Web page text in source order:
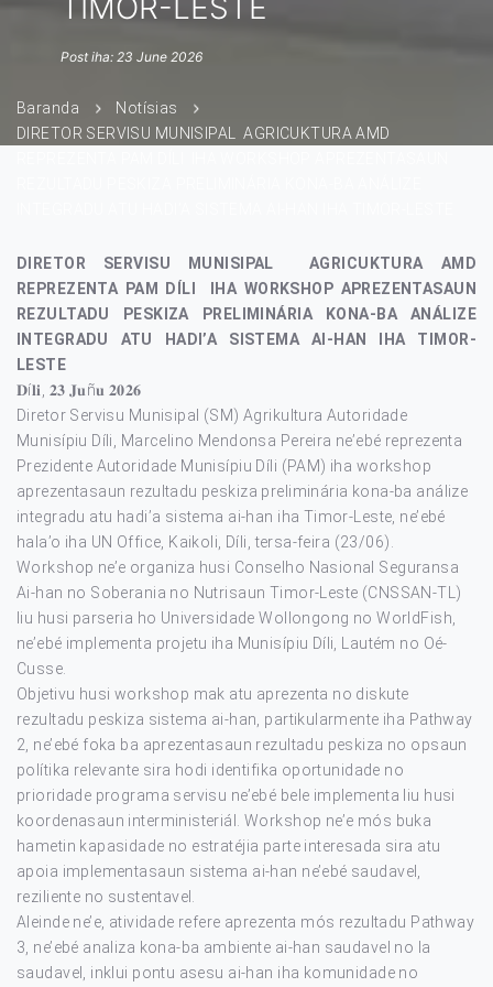
TIMOR-LESTE
Post iha: 23 June 2026
Baranda
Notísias
DIRETOR SERVISU MUNISIPAL AGRICUKTURA AMD
DIRETOR SERVISU MUNISIPAL AGRICUKTURA AMD
REPREZENTA PAM DÍLI IHA WORKSHOP APREZENTASAUN
REZULTADU PESKIZA PRELIMINÁRIA KONA-BA ANÁLIZE
INTEGRADU ATU HADI’A SISTEMA AI-HAN IHA TIMOR-
LESTE
𝐃í𝐥𝐢, 𝟐𝟑 𝐉𝐮ñ𝐮 𝟐𝟎𝟐𝟔
Diretor Servisu Munisipal (SM) Agrikultura Autoridade
Munisípiu Díli, Marcelino Mendonsa Pereira ne’ebé reprezenta
Prezidente Autoridade Munisípiu Díli (PAM) iha workshop
aprezentasaun rezultadu peskiza preliminária kona-ba análize
integradu atu hadi’a sistema ai-han iha Timor-Leste, ne’ebé
hala’o iha UN Office, Kaikoli, Díli, tersa-feira (23/06).
Workshop ne’e organiza husi Conselho Nasional Seguransa
Ai-han no Soberania no Nutrisaun Timor-Leste (CNSSAN-TL)
liu husi parseria ho Universidade Wollongong no WorldFish,
ne’ebé implementa projetu iha Munisípiu Díli, Lautém no Oé-
Cusse.
Objetivu husi workshop mak atu aprezenta no diskute
rezultadu peskiza sistema ai-han, partikularmente iha Pathway
2, ne’ebé foka ba aprezentasaun rezultadu peskiza no opsaun
polítika relevante sira hodi identifika oportunidade no
prioridade programa servisu ne’ebé bele implementa liu husi
koordenasaun interministeriál. Workshop ne’e mós buka
hametin kapasidade no estratéjia parte interesada sira atu
apoia implementasaun sistema ai-han ne’ebé saudavel,
reziliente no sustentavel.
Aleinde ne’e, atividade refere aprezenta mós rezultadu Pathway
3, ne’ebé analiza kona-ba ambiente ai-han saudavel no la
saudavel, inklui pontu asesu ai-han iha komunidade no